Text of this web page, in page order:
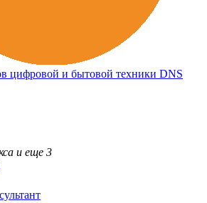
цифровой и бытовой техники DNS
и еще 3